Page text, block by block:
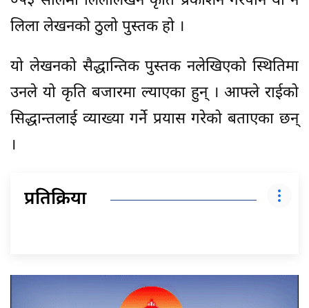
लिला लेखनको ठुलो पुस्तक हो ।
यो लेखनको सैद्धान्तिक पुस्तक नलेखिएको स्थितिमा
उनले यो कृति बजारमा ल्याएका हुन् । आफ्ले राईको
सिद्धान्तलाई व्याख्या गर्ने प्रयास गरेको बताएका छन्
।
प्रतिक्रिया